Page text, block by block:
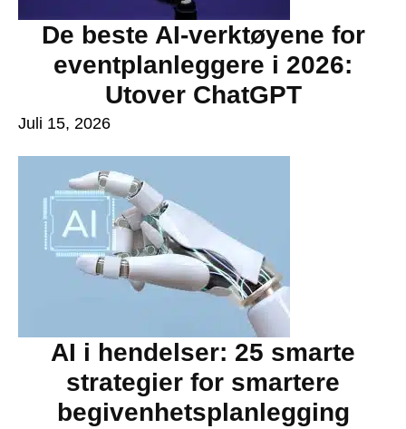
De beste AI-verktøyene for
eventplanleggere i 2026:
Utover ChatGPT
Juli 15, 2026
AI i hendelser: 25 smarte
strategier for smartere
begivenhetsplanlegging